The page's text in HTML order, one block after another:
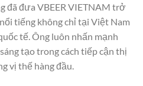
đã đưa VBEER VIETNAM trở
tiếng không chỉ tại Việt Nam
tế. Ông luôn nhấn mạnh
tạo trong cách tiếp cận thị
vị thế hàng đầu.